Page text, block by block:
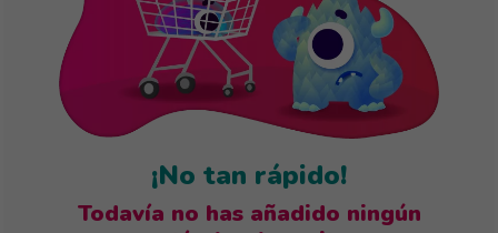
¡No tan rápido!
Todavía no has añadido ningún